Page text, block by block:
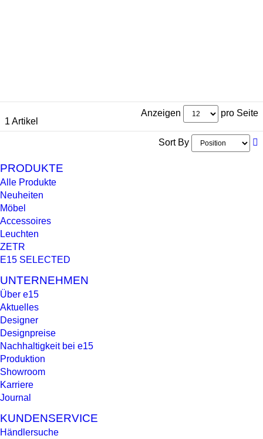
1 Artikel
Anzeigen pro Seite
Sort By
PRODUKTE
Alle Produkte
Neuheiten
Möbel
Accessoires
Leuchten
ZETR
E15 SELECTED
UNTERNEHMEN
Über e15
Aktuelles
Designer
Designpreise
Nachhaltigkeit bei e15
Produktion
Showroom
Karriere
Journal
KUNDENSERVICE
Händlersuche